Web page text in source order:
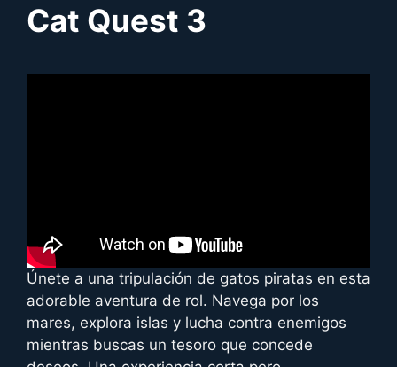
Cat Quest 3
Únete a una tripulación de gatos piratas en esta
adorable aventura de rol. Navega por los
mares, explora islas y lucha contra enemigos
mientras buscas un tesoro que concede